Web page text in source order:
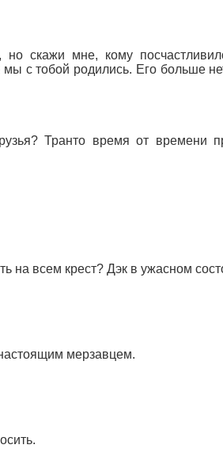
скажи мне, кому
мы с тобой родились. Его больше
Транто время от времени
на всем крест? Дэк в ужасном
мерзавцем.